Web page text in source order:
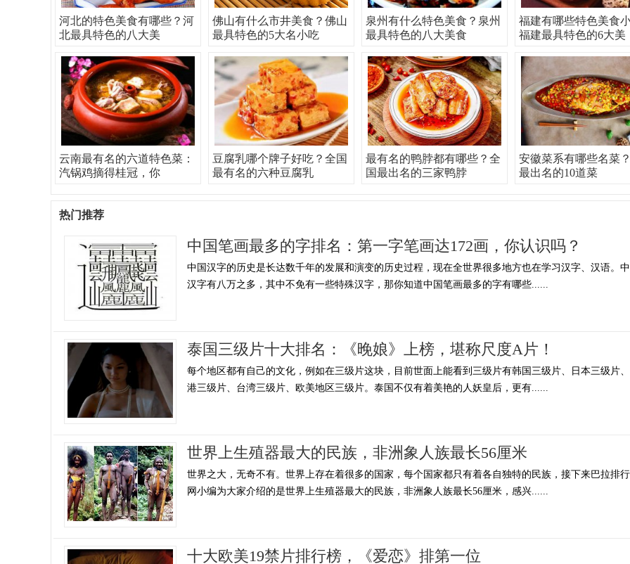
河北的特色美食有哪些？河
北最具特色的八大美
佛山有什么市井美食？佛山
最具特色的5大名小吃
泉州有什么特色美食？泉州
最具特色的八大美食
福建有哪些特色美食
福建最具特色的6大美
云南最有名的六道特色菜：
汽锅鸡摘得桂冠，你
豆腐乳哪个牌子好吃？全国
最有名的六种豆腐乳
最有名的鸭脖都有哪些？全
国最出名的三家鸭脖
安徽菜系有哪些名菜
最出名的10道菜
热门推荐
中国笔画最多的字排名：第一字笔画达172画，你认识吗？
中国汉字的历史是长达数千年的发展和演变的历史过程，现在全世界很多地方也在学习汉字、汉语。
汉字有八万之多，其中不免有一些特殊汉字，那你知道中国笔画最多的字有哪些......
泰国三级片十大排名：《晚娘》上榜，堪称尺度A片！
每个地区都有自己的文化，例如在三级片这块，目前世面上能看到三级片有韩国三级片、日本三级片
港三级片、台湾三级片、欧美地区三级片。泰国不仅有着美艳的人妖皇后，更有......
世界上生殖器最大的民族，非洲象人族最长56厘米
世界之大，无奇不有。世界上存在着很多的国家，每个国家都只有着各自独特的民族，接下来巴拉排
网小编为大家介绍的是世界上生殖器最大的民族，非洲象人族最长56厘米，感兴......
十大欧美19禁片排行榜，《爱恋》排第一位